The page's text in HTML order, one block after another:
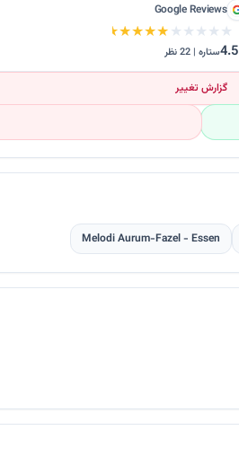
Google Reviews
★★★★★
★★★★★
4.5ستاره | 22 نظر
گزارش تغییر
Melodi Aurum-Fazel - Essen